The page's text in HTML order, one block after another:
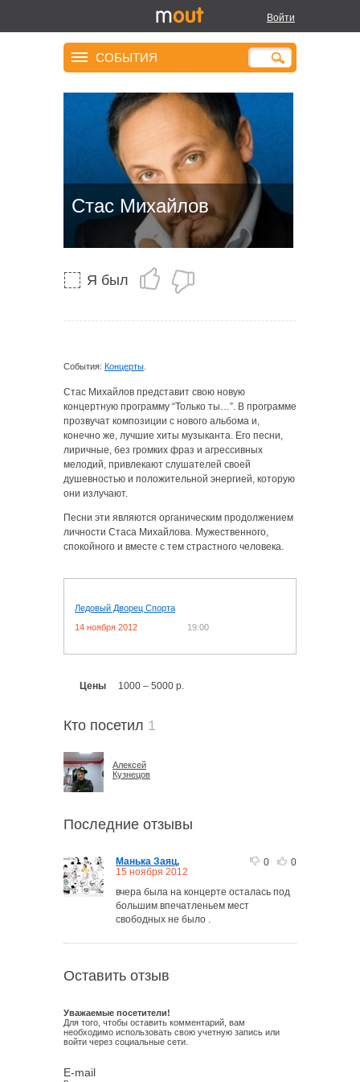
Войти
СОБЫТИЯ
Стас Михайлов
Я был
События: Концерты
Стас Михайлов представит свою новую
концертную программу “Только ты…”. В программе
прозвучат композиции с нового альбома и,
конечно же, лучшие хиты музыканта. Его песни,
лиричные, без громких фраз и агрессивных
мелодий, привлекают слушателей своей
душевностью и положительной энергией, которую
они излучают.
Песни эти являются органическим продолжением
личности Стаса Михайлова. Мужественного,
спокойного и вместе с тем страстного человека.
Ледовый Дворец Спорта
14 ноября 2012
19:00
Цены 1000 – 5000 р.
Кто посетил 1
Алексей
Кузнецов
Последние отзывы
0 0
Манька Заяц,
15 ноября 2012
вчера была на концерте осталась под
большим впечатленьем мест
свободных не было .
Оставить отзыв
Уважаемые посетители!
Для того, чтобы оставить комментарий, вам
необходимо использовать свою учетную запись или
войти через социальные сети.
E-mail